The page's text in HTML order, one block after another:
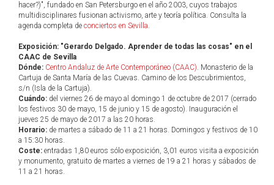
hacer?)", fundado en San Petersburgo en el año 2003, cuyos trabajos
multidisciplinares fusionan activismo, arte y teoría política. Consulta la
agenda completa de conciertos en Sevilla.
Exposición: "Gerardo Delgado. Aprender de todas las cosas" en el
CAAC de Sevilla
Dónde: Centro Andaluz de Arte Contemporáneo (CAAC). Monasterio de la
Cartuja de Santa María de las Cuevas. Camino de los Descubrimientos,
s/n (Isla de la Cartuja).
Cuándo: del viernes 26 de mayo al domingo 1 de octubre de 2017 (cerrado
los festivos 30 de mayo, 15 de junio y 15 de agosto). Inauguración el
jueves 25 de mayo de 2017 a las 20 horas.
Horario: de martes a sábado de 11 a 21 horas. Domingos y festivos de 10
a 15:30 horas.
Coste: entradas 1,80 euros sólo exposición, 3,01 euros visita a exposición
y monumento, gratuito de martes a viernes de 19 a 21 horas y sábados de
11 a 21 horas.